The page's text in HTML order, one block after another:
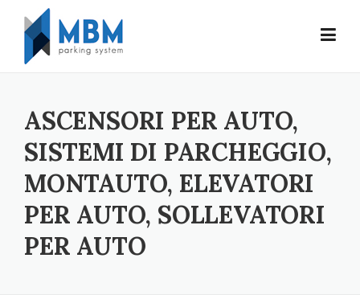
Skip to content
ASCENSORI PER AUTO,
SISTEMI DI PARCHEGGIO,
MONTAUTO, ELEVATORI
PER AUTO, SOLLEVATORI
PER AUTO